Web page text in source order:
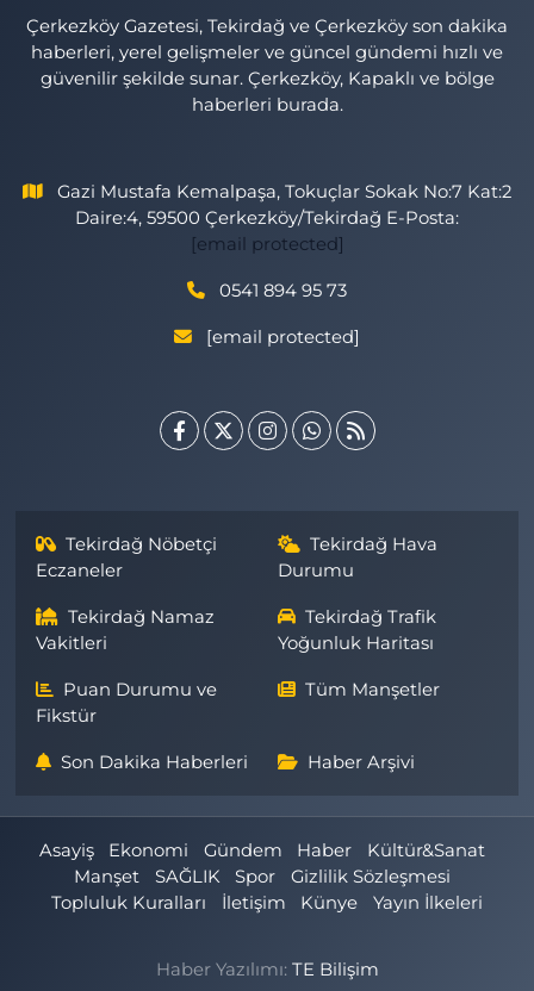
Çerkezköy Gazetesi, Tekirdağ ve Çerkezköy son dakika
haberleri, yerel gelişmeler ve güncel gündemi hızlı ve
güvenilir şekilde sunar. Çerkezköy, Kapaklı ve bölge
haberleri burada.
Gazi Mustafa Kemalpaşa, Tokuçlar Sokak No:7 Kat:2
Daire:4, 59500 Çerkezköy/Tekirdağ E-Posta:
[email protected]
0541 894 95 73
[email protected]
Tekirdağ Nöbetçi
Eczaneler
Tekirdağ Hava
Durumu
Tekirdağ Namaz
Vakitleri
Tekirdağ Trafik
Yoğunluk Haritası
Puan Durumu ve
Fikstür
Tüm Manşetler
Son Dakika Haberleri Haber Arşivi
Asayiş Ekonomi Gündem Haber
Kültür&Sanat
Manşet
SAĞLIK Spor
Gizlilik Sözleşmesi
Topluluk Kuralları
İletişim Künye Yayın İlkeleri
Haber Yazılımı: TE Bilişim